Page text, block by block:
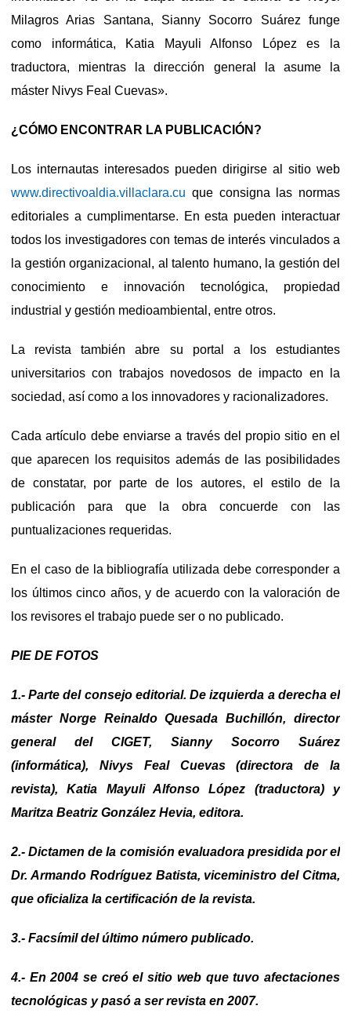
Milagros Arias Santana, Sianny Socorro Suárez funge
como informática, Katia Mayuli Alfonso López es la
traductora, mientras la dirección general la asume la
máster Nivys Feal Cuevas».
¿CÓMO ENCONTRAR LA PUBLICACIÓN?
Los internautas interesados pueden dirigirse al sitio web
www.directivoaldia.villaclara.cu que consigna las normas
editoriales a cumplimentarse. En esta pueden interactuar
todos los investigadores con temas de interés vinculados a
la gestión organizacional, al talento humano, la gestión del
conocimiento e innovación tecnológica, propiedad
industrial y gestión medioambiental, entre otros.
La revista también abre su portal a los estudiantes
universitarios con trabajos novedosos de impacto en la
sociedad, así como a los innovadores y racionalizadores.
Cada artículo debe enviarse a través del propio sitio en el
que aparecen los requisitos además de las posibilidades
de constatar, por parte de los autores, el estilo de la
publicación para que la obra concuerde con las
puntualizaciones requeridas.
En el caso de la bibliografía utilizada debe corresponder a
los últimos cinco años, y de acuerdo con la valoración de
los revisores el trabajo puede ser o no publicado.
PIE DE FOTOS
1.- Parte del consejo editorial. De izquierda a derecha el
máster Norge Reinaldo Quesada Buchillón, director
general del CIGET, Sianny Socorro Suárez
(informática), Nivys Feal Cuevas (directora de la
revista), Katia Mayuli Alfonso López (traductora) y
Maritza Beatriz González Hevia, editora.
2.- Dictamen de la comisión evaluadora presidida por el
Dr. Armando Rodríguez Batista, viceministro del Citma,
que oficializa la certificación de la revista.
3.- Facsímil del último número publicado.
4.- En 2004 se creó el sitio web que tuvo afectaciones
tecnológicas y pasó a ser revista en 2007.